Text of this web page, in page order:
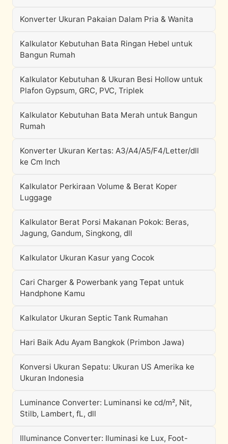
Konverter Ukuran Pakaian Dalam Pria & Wanita
Kalkulator Kebutuhan Bata Ringan Hebel untuk
Bangun Rumah
Kalkulator Kebutuhan & Ukuran Besi Hollow untuk
Plafon Gypsum, GRC, PVC, Triplek
Kalkulator Kebutuhan Bata Merah untuk Bangun
Rumah
Konverter Ukuran Kertas: A3/A4/A5/F4/Letter/dll
ke Cm Inch
Kalkulator Perkiraan Volume & Berat Koper
Luggage
Kalkulator Berat Porsi Makanan Pokok: Beras,
Jagung, Gandum, Singkong, dll
Kalkulator Ukuran Kasur yang Cocok
Cari Charger & Powerbank yang Tepat untuk
Handphone Kamu
Kalkulator Ukuran Septic Tank Rumahan
Hari Baik Adu Ayam Bangkok (Primbon Jawa)
Konversi Ukuran Sepatu: Ukuran US Amerika ke
Ukuran Indonesia
Luminance Converter: Luminansi ke cd/m², Nit,
Stilb, Lambert, fL, dll
Illuminance Converter: Iluminasi ke Lux, Foot-